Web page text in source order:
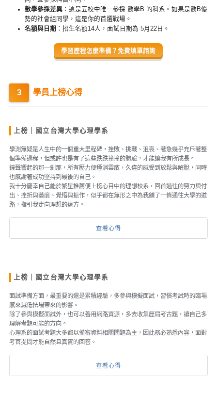
數學參採差異：這是五校中唯一參採 數學B 的科系。如果是數B優
勢的社會組同學，這是你的首選戰場。
名額與日期 ：招生名額14人，面試日期為 5月22日。
學習歷程怎麼準備？免費填單諮詢
學員上榜心得
上榜｜國立台灣大學心理學系
學測無疑是人生中的一個重大里程碑，挫敗、挑戰、沮喪、著急幾乎充斥著整
個準備過程，但或許也是有了這些跌跌撞撞的體驗，才能讓我有所成長。
鐘聲響起的那一剎那，所有壓力便煙消雲散，久違的感受到放鬆與解脫，同時
也感謝著成功堅持到最後的自己。
我十分慶幸自己能於繁星推薦便上榜心目中的理想校系，回首過往的努力與付
出、挫折與萎靡、覺悟與振作，似乎都在無形之中為我鋪了一條通往大學的道
路，指引我走向理想的遠方。
查看心得
上榜｜國立台灣大學心理學系
面試準備方面，最重要的還是累積經驗，多參與模擬面試，習慣考試時的臨場
感來減低怯場帶來的影響。
除了參與模擬面試外，也可以善用網路資源，多去收集歷屆考古題，讓自己多
理解考題可能的方向。
心理系的面試考題大多都以備審資料相關問題為主，因此務必熟悉內容，面對
考官提問才能自然且真實的回答。
查看心得